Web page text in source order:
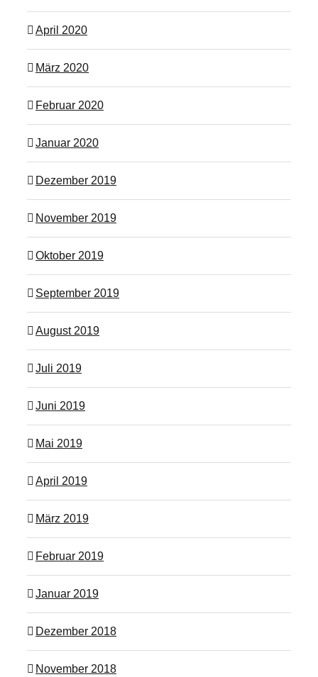
April 2020
März 2020
Februar 2020
Januar 2020
Dezember 2019
November 2019
Oktober 2019
September 2019
August 2019
Juli 2019
Juni 2019
Mai 2019
April 2019
März 2019
Februar 2019
Januar 2019
Dezember 2018
November 2018